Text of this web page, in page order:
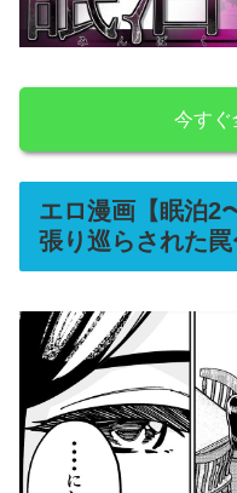
今すぐ
エロ漫画【眠泊2
張り巡らされた